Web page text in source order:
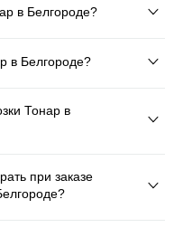
в Белгороде?
в Белгороде?
Тонар в
при заказе